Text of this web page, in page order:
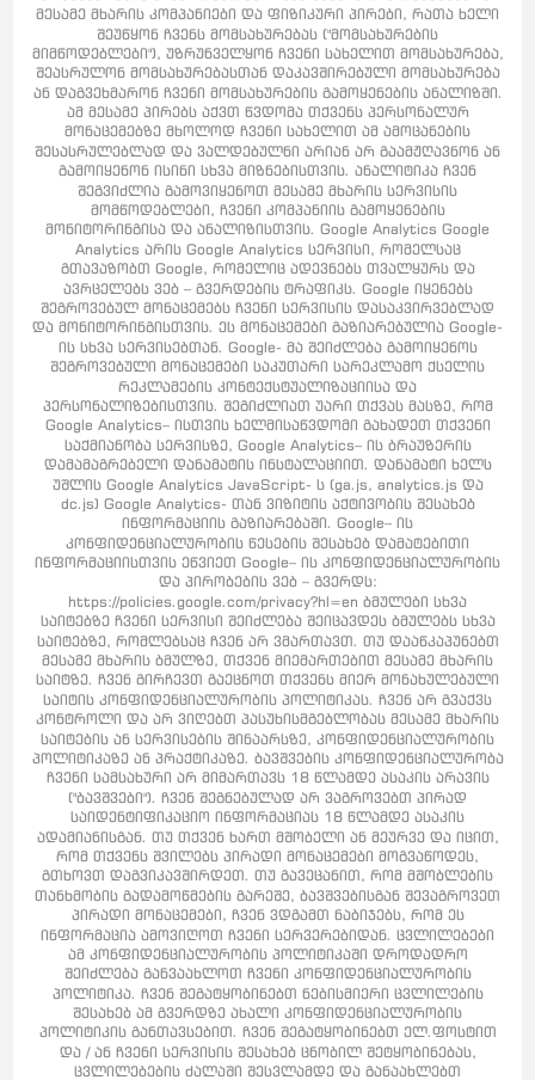
მესამე მხარის კომპანიები და ფიზიკური პირები, რათა ხელი
შეუწყონ ჩვენს მომსახურებას ("მომსახურების
მიმწოდებლები"), უზრუნველყონ ჩვენი სახელით მომსახურება,
შეასრულონ მომსახურებასთან დაკავშირებული მომსახურება
ან დაგვეხმარონ ჩვენი მომსახურების გამოყენების ანალიზში.
ამ მესამე პირებს აქვთ წვდომა თქვენს პერსონალურ
მონაცემებზე მხოლოდ ჩვენი სახელით ამ ამოცანების
შესასრულებლად და ვალდებულნი არიან არ გაამჟღავნონ ან
გამოიყენონ ისინი სხვა მიზნებისთვის. ანალიტიკა ჩვენ
შეგვიძლია გამოვიყენოთ მესამე მხარის სერვისის
მომწოდებლები, ჩვენი კომპანიის გამოყენების
მონიტორინგისა და ანალიზისთვის. Google Analytics Google
Analytics არის Google Analytics სერვისი, რომელსაც
გთავაზობთ Google, რომელიც ადევნებს თვალყურს და
ავრცელებს ვებ – გვერდების ტრაფიკს. Google იყენებს
შეგროვებულ მონაცემებს ჩვენი სერვისის დასაკვირვებლად
და მონიტორინგისთვის. ეს მონაცემები გაზიარებულია Google-
ის სხვა სერვისებთან. Google- მა შეიძლება გამოიყენოს
შეგროვებული მონაცემები საკუთარი სარეკლამო ქსელის
რეკლამების კონტექსტუალიზაციისა და
პერსონალიზებისთვის. შეგიძლიათ უარი თქვას მასზე, რომ
Google Analytics– ისთვის ხელმისაწვდომი გახადეთ თქვენი
საქმიანობა სერვისზე, Google Analytics– ის ბრაუზერის
დამამაგრებელი დანამატის ინსტალაციით. დანამატი ხელს
უშლის Google Analytics JavaScript- ს (ga.js, analytics.js და
dc.js) Google Analytics- თან ვიზიტის აქტივობის შესახებ
ინფორმაციის გაზიარებაში. Google– ის
კონფიდენციალურობის წესების შესახებ დამატებითი
ინფორმაციისთვის ეწვიეთ Google– ის კონფიდენციალურობის
და პირობების ვებ – გვერდს:
https://policies.google.com/privacy?hl=en ბმულები სხვა
საიტებზე ჩვენი სერვისი შეიძლება შეიცავდეს ბმულებს სხვა
საიტებზე, რომლებსაც ჩვენ არ ვმართავთ. თუ დააწკაპუნებთ
მესამე მხარის ბმულზე, თქვენ მიემართებით მესამე მხარის
საიტზე. ჩვენ გირჩევთ გაეცნოთ თქვენს მიერ მონახულებული
საიტის კონფიდენციალურობის პოლიტიკას. ჩვენ არ გვაქვს
კონტროლი და არ ვიღებთ პასუხისმგებლობას მესამე მხარის
საიტების ან სერვისების შინაარსზე, კონფიდენციალურობის
პოლიტიკაზე ან პრაქტიკაზე. ბავშვების კონფიდენციალურობა
ჩვენი სამსახური არ მიმართავს 18 წლამდე ასაკის არავის
("ბავშვები"). ჩვენ შეგნებულად არ ვაგროვებთ პირად
საიდენტიფიკაციო ინფორმაციას 18 წლამდე ასაკის
ადამიანისგან. თუ თქვენ ხართ მშობელი ან მეურვე და იცით,
რომ თქვენს შვილებს პირადი მონაცემები მოგვაწოდეს,
გთხოვთ დაგვიკავშირდეთ. თუ გავეცანით, რომ მშობლების
თანხმობის გადამოწმების გარეშე, ბავშვებისგან შევაგროვეთ
პირადი მონაცემები, ჩვენ ვდგამთ ნაბიჯებს, რომ ეს
ინფორმაცია ამოვიღოთ ჩვენი სერვერებიდან. ცვლილებები
ამ კონფიდენციალურობის პოლიტიკაში დროდადრო
შეიძლება განვაახლოთ ჩვენი კონფიდენციალურობის
პოლიტიკა. ჩვენ შეგატყობინებთ ნებისმიერი ცვლილების
შესახებ ამ გვერდზე ახალი კონფიდენციალურობის
პოლიტიკის განთავსებით. ჩვენ შეგატყობინებთ ელ.ფოსტით
და / ან ჩვენი სერვისის შესახებ ცნობილ შეტყობინებას,
ცვლილებების ძალაში შესვლამდე და განაახლებთ